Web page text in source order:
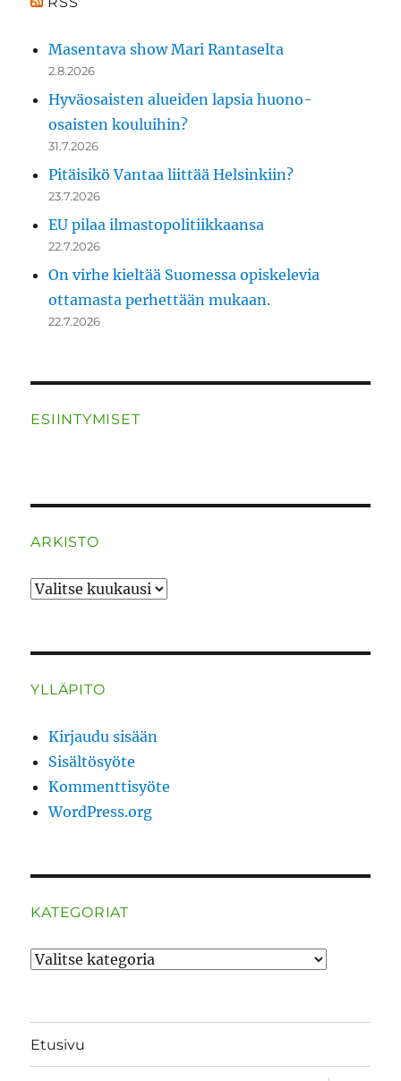
Masentava show Mari Rantaselta
2.8.2026
Hyväosaisten alueiden lapsia huono-
osaisten kouluihin?
31.7.2026
Pitäisikö Vantaa liittää Helsinkiin?
23.7.2026
EU pilaa ilmastopolitiikkaansa
22.7.2026
On virhe kieltää Suomessa opiskelevia
ottamasta perhettään mukaan.
22.7.2026
ESIINTYMISET
ARKISTO
ARKISTO
YLLÄPITO
Kirjaudu sisään
Sisältösyöte
Kommenttisyöte
WordPress.org
KATEGORIAT
Kategoriat
Etusivu